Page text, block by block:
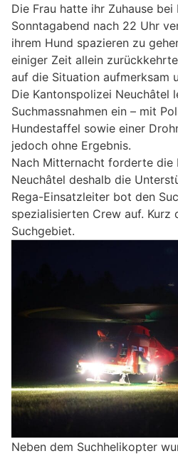
Die Frau hatte ihr Zuhause
Sonntagabend nach 22 Uhr
ihrem Hund spazieren zu
einiger Zeit allein
auf die Situation aufmerksam
Die Kantonspolizei Neuchâtel
Suchmassnahmen ein – mit
Hundestaffel sowie einer
jedoch ohne Ergebnis.
Nach Mitternacht forderte die
Neuchâtel deshalb die
Rega-Einsatzleiter bot den
spezialisierten Crew auf.
Suchgebiet.
Neben dem Suchhelikopter